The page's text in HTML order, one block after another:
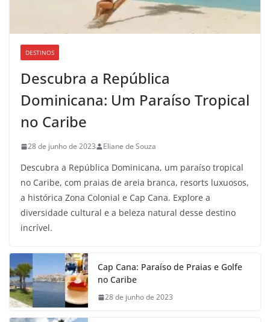
DESTINOS
Descubra a República
Dominicana: Um Paraíso Tropical
no Caribe
28 de junho de 2023 Eliane de Souza
Descubra a República Dominicana, um paraíso tropical
no Caribe, com praias de areia branca, resorts luxuosos,
a histórica Zona Colonial e Cap Cana. Explore a
diversidade cultural e a beleza natural desse destino
incrível.
Cap Cana: Paraíso de Praias e Golfe
no Caribe
28 de junho de 2023